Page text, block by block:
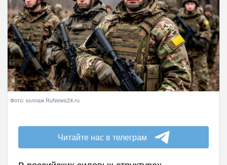
Фото: коллаж RuNews24.ru
Читайте нас в телеграм